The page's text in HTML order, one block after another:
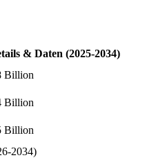
& Daten (2025-2034)
Billion
Billion
Billion
2034)